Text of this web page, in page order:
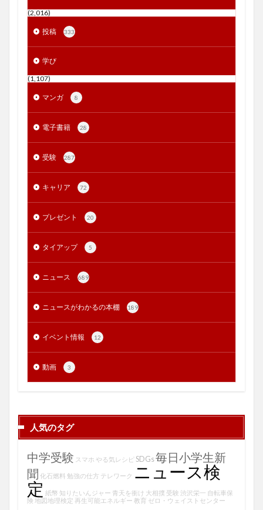
(2,016)
投稿 333
学び
(1,107)
マンガ 8
電子書籍 28
受験 287
キャリア 72
プレゼント 20
タイアップ 5
ニュース 689
ニュースがわかるの本棚 189
イベント情報 12
動画 3
人気のタグ
中学受験 スマホ やる気レシピ SDGs毎日小学生新
聞 化石燃料 勉強の仕方 テレワーク ニュース検
定 紙幣 知りたいんジャー 青天を衝け 大相撲 受験 渋沢栄一 自転車保
険 地図地理検定 再生可能エネルギー 教育 ゼロ・ウェイストセンター